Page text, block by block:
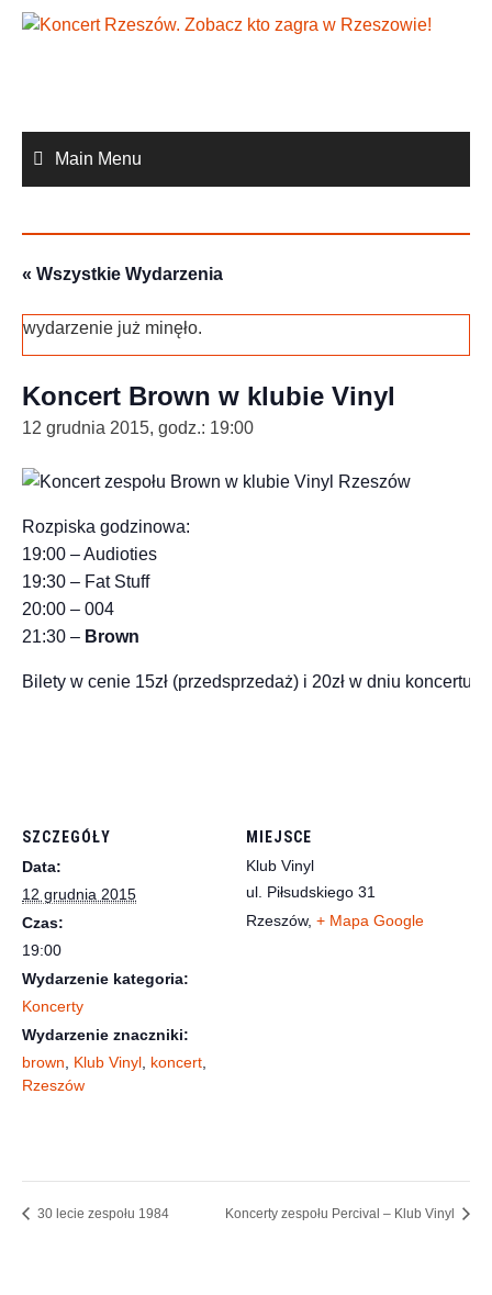
Skip
Main Menu
« Wszystkie Wydarzenia
wydarzenie już minęło.
Koncert Brown w klubie Vinyl
12 grudnia 2015, godz.: 19:00
Rozpiska godzinowa:
19:00 – Audioties
19:30 – Fat Stuff
20:00 – 004
21:30 – Brown
Bilety w cenie 15zł (przedsprzedaż) i 20zł w dniu
SZCZEGÓŁY
Data:
12 grudnia 2015
Czas:
19:00
Wydarzenie kategoria:
Koncerty
Wydarzenie znaczniki:
brown
Klub Vinyl koncert
Rzeszów
MIEJSCE
Klub Vinyl
ul. Piłsudskiego 31
Rzeszów, + Mapa Google
30 lecie zespołu 1984 Koncerty zespołu Percival – Klub Vinyl